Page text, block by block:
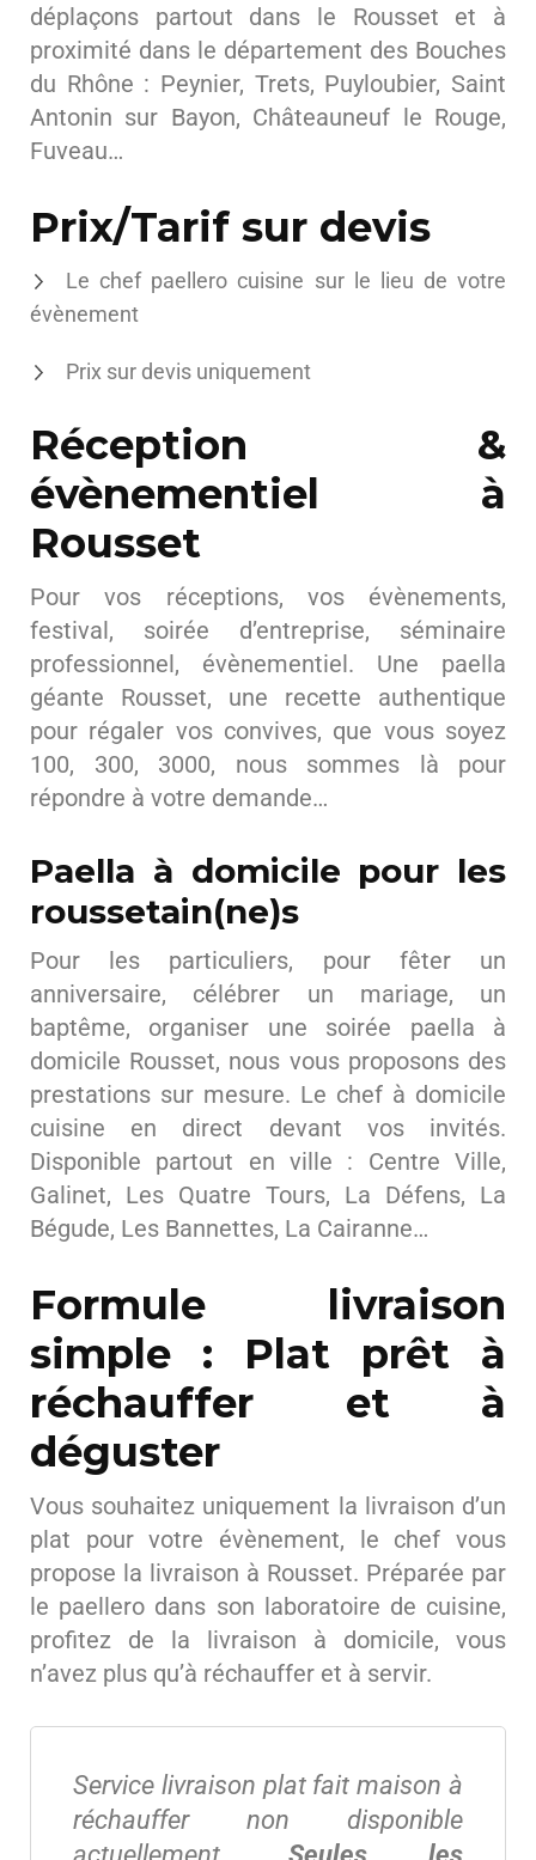
déplaçons partout dans le Rousset et à
proximité dans le département des Bouches
du Rhône : Peynier, Trets, Puyloubier, Saint
Antonin sur Bayon, Châteauneuf le Rouge,
Fuveau…
Prix/Tarif sur devis
Le chef paellero cuisine sur le lieu de votre
évènement
Prix sur devis uniquement
Réception &
évènementiel à
Rousset
Pour vos réceptions, vos évènements,
festival, soirée d’entreprise, séminaire
professionnel, évènementiel. Une paella
géante Rousset, une recette authentique
pour régaler vos convives, que vous soyez
100, 300, 3000, nous sommes là pour
répondre à votre demande…
Paella à domicile pour les
roussetain(ne)s
Pour les particuliers, pour fêter un
anniversaire, célébrer un mariage, un
baptême, organiser une soirée paella à
domicile Rousset, nous vous proposons des
prestations sur mesure. Le chef à domicile
cuisine en direct devant vos invités.
Disponible partout en ville : Centre Ville,
Galinet, Les Quatre Tours, La Défens, La
Bégude, Les Bannettes, La Cairanne…
Formule livraison
simple : Plat prêt à
réchauffer et à
déguster
Vous souhaitez uniquement la livraison d’un
plat pour votre évènement, le chef vous
propose la livraison à Rousset. Préparée par
le paellero dans son laboratoire de cuisine,
profitez de la livraison à domicile, vous
n’avez plus qu’à réchauffer et à servir.
Service livraison plat fait maison à
réchauffer non disponible